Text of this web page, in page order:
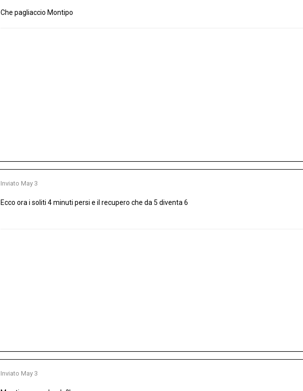
Che pagliaccio Montipo
Inviato May 3
Ecco ora i soliti 4 minuti persi e il recupero che da 5 diventa 6
Inviato May 3